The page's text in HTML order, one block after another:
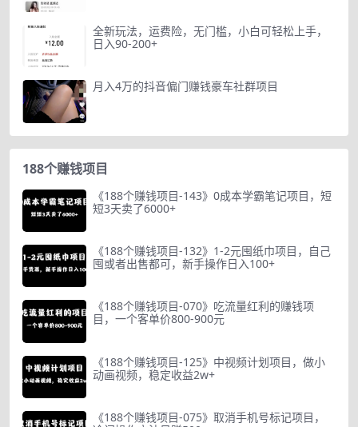
全新玩法，运费险，无门槛，小白可轻松上手，
日入90-200+
月入4万的抖音偏门赚钱豪车社群项目
188个赚钱项目
《188个赚钱项目-143》0成本学霸笔记项目，短
短3天卖了6000+
《188个赚钱项目-132》1-2元囤纸巾项目，自己
囤或者出售都可，新手操作日入100+
《188个赚钱项目-070》吃流量红利的赚钱项
目，一个客单价800-900元
《188个赚钱项目-125》中视频计划项目，做小
动画视频，稳定收益2w+
《188个赚钱项目-075》取消手机号标记项目，